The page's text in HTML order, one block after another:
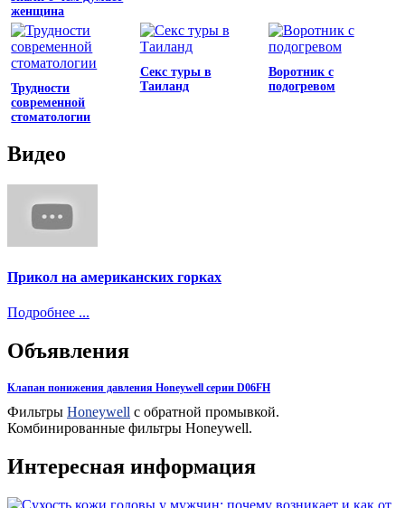
женщина
Трудности
современной
стоматологии
Секс туры в
Таиланд
Воротник с
подогревом
Видео
Прикол на американских горках
Подробнее ...
Объявления
Клапан понижения давления Honeywell серии D06FH
Фильтры Honeywell с обратной промывкой.
Комбинированные фильтры Honeywell.
Интересная информация